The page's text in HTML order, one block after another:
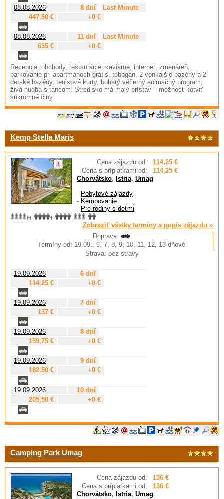
08.08.2026 8 dní
Last Minute
447,50 €
+0 €
08.08.2026 11 dní
Last Minute
635 €
+0 €
Recepcia, obchody, reštaurácie, kaviarne, internet, zmenáreň,
parkovanie pri apartmánoch grátis, tobogán, 2 vonkajšie bazény a 2
detské bazény, tenisové kurty, bohatý večerný animačný program,
živá hudba s tancom. Stredisko má malý prístav – možnosť kotviť
súkromné člny.
Kemp Stella Maris
Cena zájazdu od:
114,25 €
Cena s príplatkami od:
114,25 €
Chorvátsko, Istria, Umag
- Pobytové zájazdy
- Kempovanie
- Pre rodiny s deťmi
Zobraziť všetky termíny a popis zájazdu »
Doprava:
Termíny od: 19.09., 6, 7, 8, 9, 10, 11, 12, 13 dňové
Strava: bez stravy
19.09.2026
6 dní
114,25 €
+0 €
19.09.2026
7 dní
137 €
+0 €
19.09.2026
8 dní
159,75 €
+0 €
19.09.2026
9 dní
182,50 €
+0 €
19.09.2026
10 dní
205,50 €
+0 €
Camping Park Umag
Cena zájazdu od:
136 €
Cena s príplatkami od:
136 €
Chorvátsko, Istria, Umag